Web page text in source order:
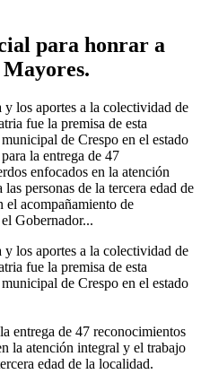
para honrar a
y los aportes a la colectividad de
fue la premisa de esta
de Crespo en el estado
la entrega de 47
enfocados en la atención
personas de la tercera edad de
acompañamiento de
Gobernador...
y los aportes a la colectividad de
fue la premisa de esta
de Crespo en el estado
entrega de 47 reconocimientos
la atención integral y el trabajo
edad de la localidad.